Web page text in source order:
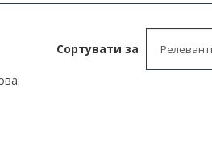
Сортувати за